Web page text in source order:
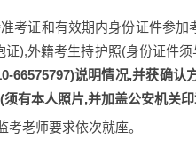
考证和有效期内身份证件参
),外籍考生持护照(身份证件须
66575797)说明情况,并获确认
有本人照片,并加盖公安机关
考老师要求依次就座。